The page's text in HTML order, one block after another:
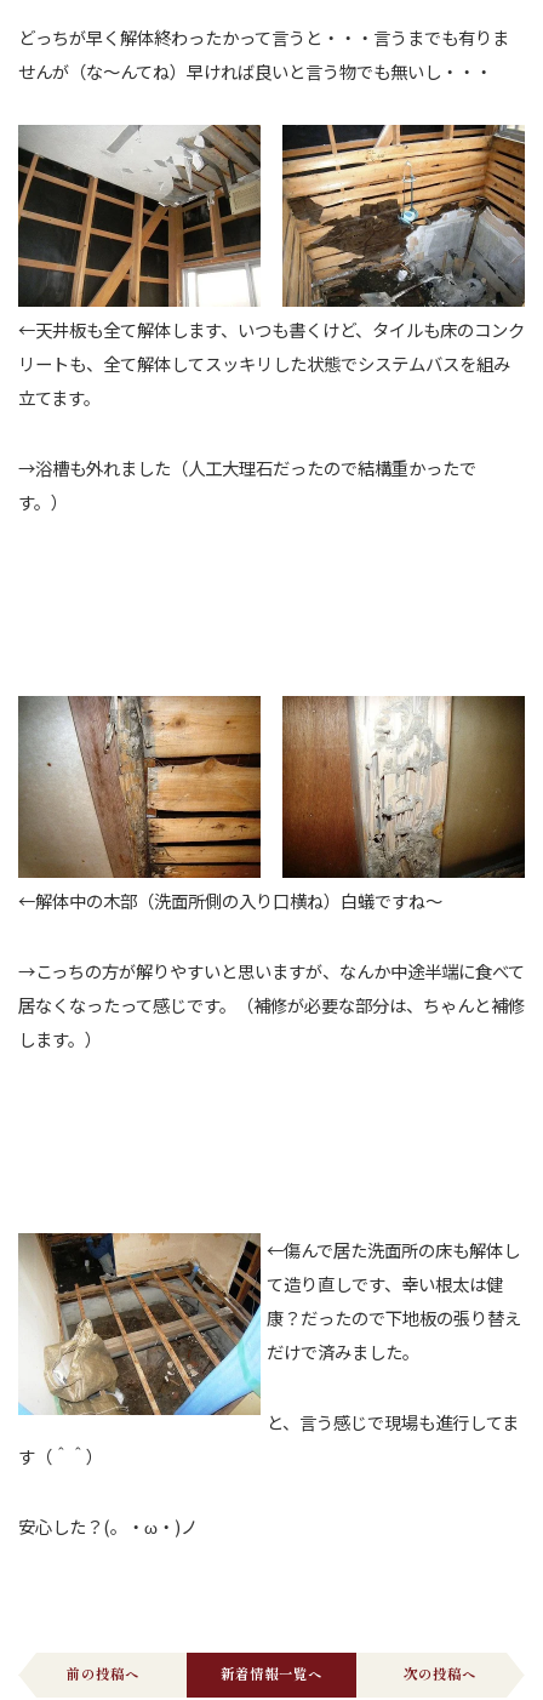
どっちが早く解体終わったかって言うと・・・言うまでも有りま
せんが（な～んてね）早ければ良いと言う物でも無いし・・・
←天井板も全て解体します、いつも書くけど、タイルも床のコンク
リートも、全て解体してスッキリした状態でシステムバスを組み
立てます。
→浴槽も外れました（人工大理石だったので結構重かったで
す。）
←解体中の木部（洗面所側の入り口横ね）白蟻ですね～
→こっちの方が解りやすいと思いますが、なんか中途半端に食べて
居なくなったって感じです。（補修が必要な部分は、ちゃんと補修
します。）
←傷んで居た洗面所の床も解体し
て造り直しです、幸い根太は健
康？だったので下地板の張り替え
だけで済みました。
と、言う感じで現場も進行してま
す（＾＾）
安心した？(。・ω・)ノ
前の投稿へ 新着情報一覧へ 次の投稿へ